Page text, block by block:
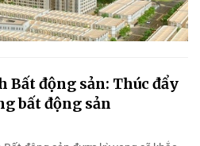
Bất động sản: Thúc đẩy
bất động sản